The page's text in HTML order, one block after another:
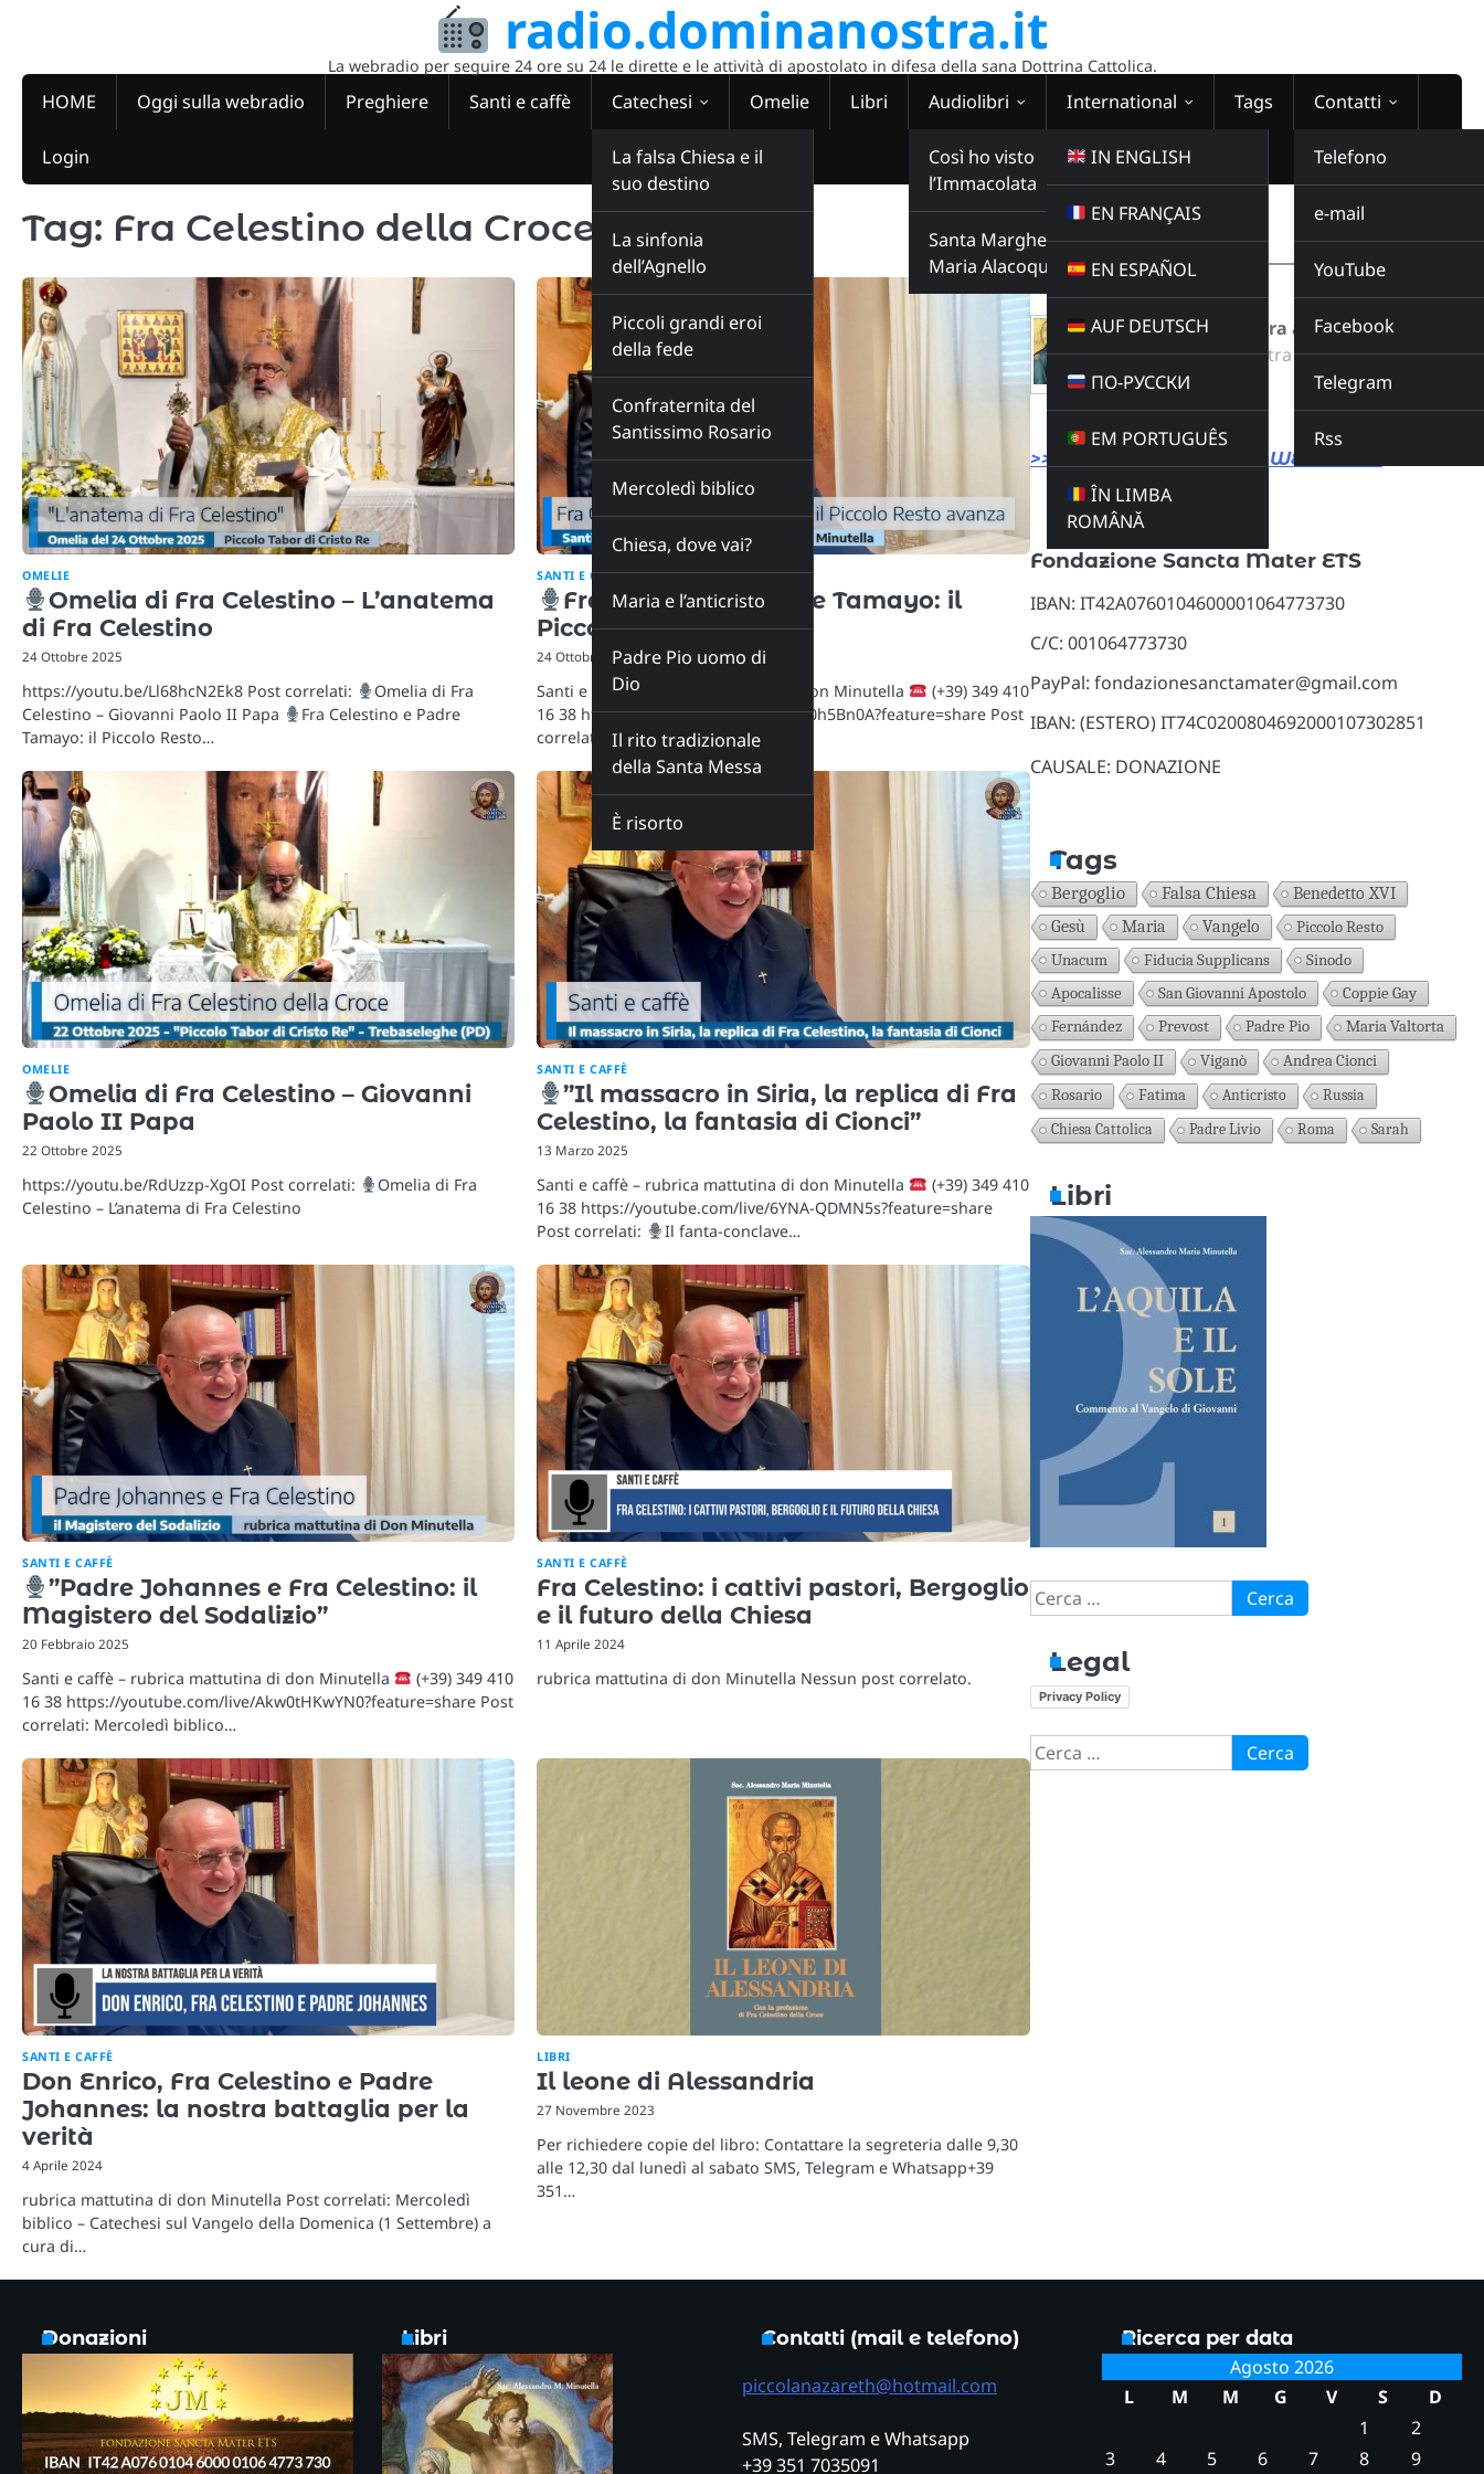
radio.dominanostra.it
La webradio per seguire 24 ore su 24 le dirette e le attività di apostolato in difesa della sana Dottrina Cattolica.
HOME Oggi sulla webradio Preghiere Santi e caffè Catechesi
La falsa Chiesa e il
suo destino
La sinfonia
dell’Agnello
Piccoli grandi eroi
della fede
Confraternita del
Santissimo Rosario
Mercoledì biblico
Chiesa, dove vai?
Maria e l’anticristo
Padre Pio uomo di
Dio
Il rito tradizionale
della Santa Messa
È risorto
Omelie Libri Audiolibri
Così ho visto
l’Immacolata
Santa Margherita
Maria Alacoque
International
IN ENGLISH
EN FRANÇAIS
EN ESPAÑOL
AUF DEUTSCH
ПО-РУССКИ
EM PORTUGUÊS
ÎN LIMBA
ROMÂNĂ
Tags Contatti
Telefono
e-mail
YouTube
Facebook
Telegram
Rss
Login
Tag: Fra Celestino della Croce
OMELIE
Omelia di Fra Celestino – L’anatema
di Fra Celestino
24 Ottobre 2025
https://youtu.be/Ll68hcN2Ek8 Post correlati:
Omelia di Fra
Celestino – Giovanni Paolo II Papa
Fra Celestino e Padre
Tamayo: il Piccolo Resto…
SANTI E CAFFÈ
Fra Celestino e Padre Tamayo: il
Piccolo Resto avanza
24 Ottobre 2025
Santi e caffè – rubrica mattutina di don Minutella
(+39) 349 410
16 38 https://youtube.com/live/n0Ru0h5Bn0A?feature=share Post
correlati:
”Padre Johannes…
OMELIE
Omelia di Fra Celestino – Giovanni
Paolo II Papa
22 Ottobre 2025
https://youtu.be/RdUzzp-XgOI Post correlati:
Omelia di Fra
Celestino – L’anatema di Fra Celestino
SANTI E CAFFÈ
”Il massacro in Siria, la replica di Fra
Celestino, la fantasia di Cionci”
13 Marzo 2025
Santi e caffè – rubrica mattutina di don Minutella
(+39) 349 410
16 38 https://youtube.com/live/6YNA-QDMN5s?feature=share
Post correlati:
Il fanta-conclave…
SANTI E CAFFÈ
”Padre Johannes e Fra Celestino: il
Magistero del Sodalizio”
20 Febbraio 2025
Santi e caffè – rubrica mattutina di don Minutella
(+39) 349 410
16 38 https://youtube.com/live/Akw0tHKwYN0?feature=share Post
correlati: Mercoledì biblico…
SANTI E CAFFÈ
Fra Celestino: i cattivi pastori, Bergoglio
e il futuro della Chiesa
11 Aprile 2024
rubrica mattutina di don Minutella Nessun post correlato.
SANTI E CAFFÈ
Don Enrico, Fra Celestino e Padre
Johannes: la nostra battaglia per la
verità
4 Aprile 2024
rubrica mattutina di don Minutella Post correlati: Mercoledì
biblico – Catechesi sul Vangelo della Domenica (1 Settembre) a
cura di…
LIBRI
Il leone di Alessandria
27 Novembre 2023
Per richiedere copie del libro: Contattare la segreteria dalle 9,30
alle 12,30 dal lunedì al sabato SMS, Telegram e Whatsapp+39
351…
WEBRADIO
00:00:00
Preghiera della sera a Maria
Radio Domina Nostra
PREGHIERE DELLA SERA
Buy this album
>>> LINK DIRETTO ALLA WEBRADIO
Donazioni
Fondazione Sancta Mater ETS
IBAN: IT42A0760104600001064773730
C/C: 001064773730
PayPal: fondazionesanctamater@gmail.com
IBAN: (ESTERO) IT74C0200804692000107302851
CAUSALE: DONAZIONE
Tags
Bergoglio Falsa Chiesa Benedetto XVI
Gesù Maria Vangelo
Piccolo Resto
Unacum
Fiducia Supplicans
Sinodo
Apocalisse
San Giovanni Apostolo Coppie Gay
Fernández Prevost Padre Pio
Maria Valtorta
Giovanni Paolo II
Viganò
Andrea Cionci
Rosario
Fatima Anticristo
Russia
Chiesa Cattolica
Padre Livio Roma Sarah
Libri
Ricerca
per:
Legal
Privacy Policy
Ricerca
per:
Donazioni Libri
Contatti (mail e telefono)
piccolanazareth@hotmail.com
SMS, Telegram e Whatsapp
+39 351 7035091
Ricerca per data
Agosto 2026
L
M M G V S
D
1
2
3
4 5 6 7 8 9